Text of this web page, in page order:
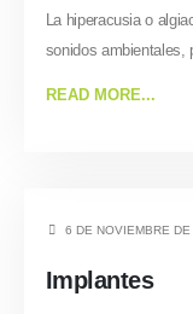
La hiperacusia o
sonidos ambientales,
READ MORE...
6 DE NOVIEMBRE
Implantes